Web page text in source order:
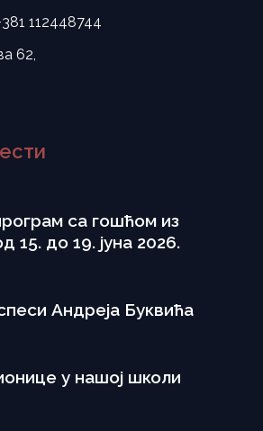
112448744
62,
са гошћом из
15. до 19. јуна 2026.
Андреја Буквића
у нашој школи